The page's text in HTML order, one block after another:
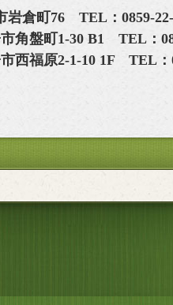
倉町76 TEL：0859-
角盤町1-30 B1 TEL：
西福原2-1-10 1F TEL